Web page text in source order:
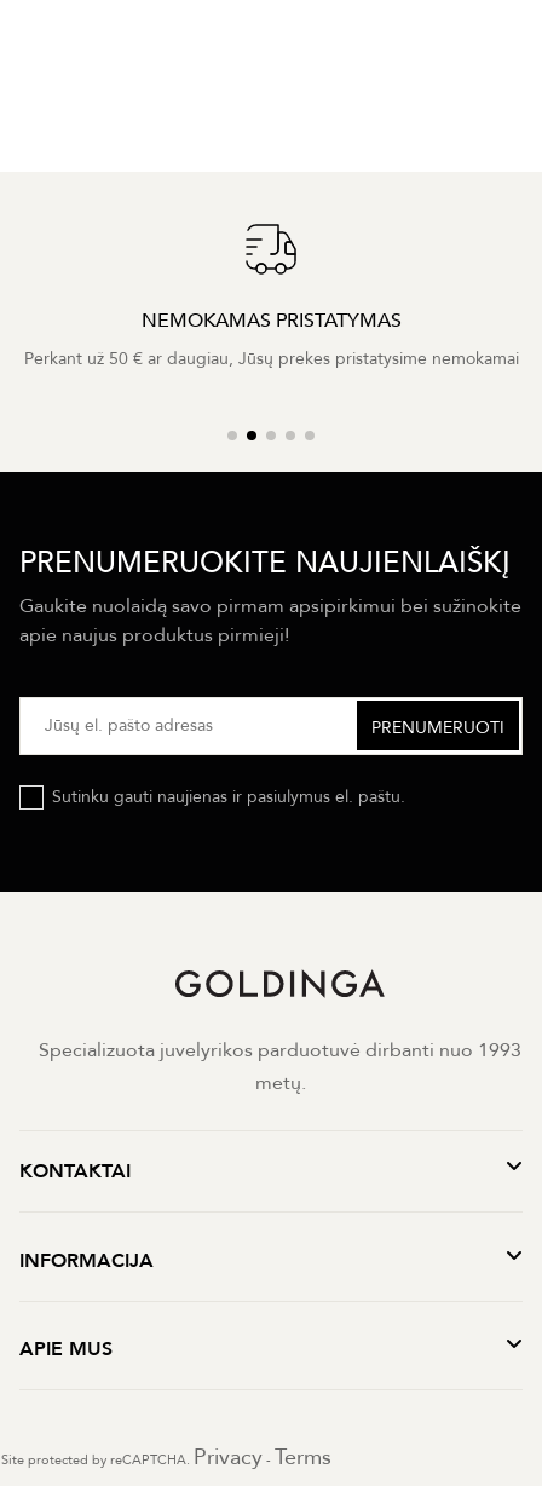
NEMOKAMAS PRISTATYMAS
Perkant už 50 € ar daugiau, Jūsų prekes pristatysime nemokamai
PRENUMERUOKITE NAUJIENLAIŠKĮ
Gaukite nuolaidą savo pirmam apsipirkimui bei sužinokite
apie naujus produktus pirmieji!
Sutinku gauti naujienas ir pasiulymus el. paštu.
Specializuota juvelyrikos parduotuvė dirbanti nuo 1993
metų.
KONTAKTAI
INFORMACIJA
APIE MUS
Site protected by reCAPTCHA. Privacy - Terms